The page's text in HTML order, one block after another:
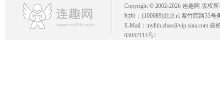
Copyright © 2002-2026 连趣网 版权
地址：(100089)北京市紫竹院路33号
E-Mail：mylhh.zhao@vip.sina.com
05042114号]